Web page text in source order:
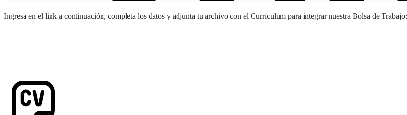
Ingresa en el link a continuación, completa los datos y adjunta tu archivo con el Curriculum para integrar nuestra Bolsa de Trabajo: